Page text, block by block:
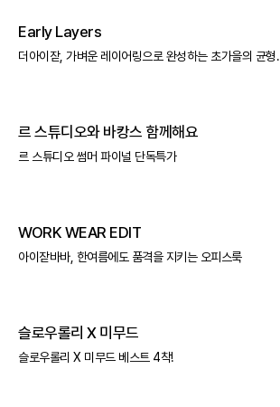
Early Layers
더아이잗, 가벼운 레이어링으로 완성하는 초가을의 균형.
르 스튜디오와 바캉스 함께해요
르 스튜디오 썸머 파이널 단독특가
WORK WEAR EDIT
아이잗바바, 한여름에도 품격을 지키는 오피스룩
슬로우롤리 X 미무드
슬로우롤리 X 미무드 베스트 4착!